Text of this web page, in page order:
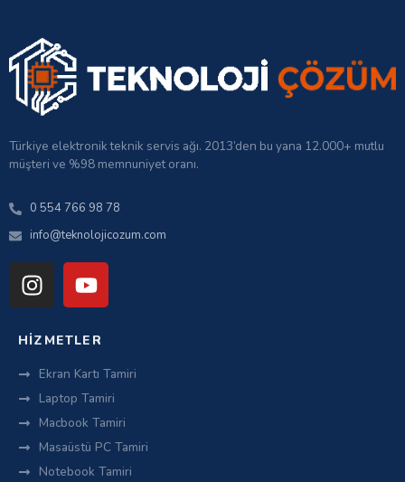
Türkiye elektronik teknik servis ağı. 2013’den bu yana 12.000+ mutlu
müşteri ve %98 memnuniyet oranı.
0 554 766 98 78
info@teknolojicozum.com
HIZMETLER
Ekran Kartı Tamiri
Laptop Tamiri
Macbook Tamiri
Masaüstü PC Tamiri
Notebook Tamiri